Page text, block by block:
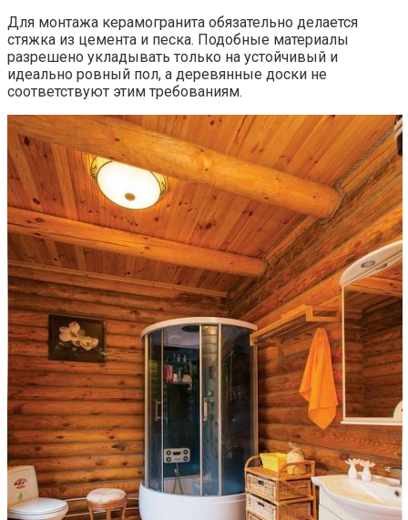
Для монтажа керамогранита обязательно делается
стяжка из цемента и песка. Подобные материалы
разрешено укладывать только на устойчивый и
идеально ровный пол, а деревянные доски не
соответствуют этим требованиям.